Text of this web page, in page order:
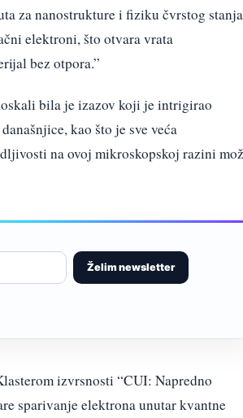
za nanostrukture i fiziku čvrstog
elektroni, što otvara vrata
bez otpora.”
bila je izazov koji je intrigirao
kao što je sve veća
na ovoj mikroskopskoj razini
Želim newsletter
izvrsnosti “CUI: Napredno
sparivanje elektrona unutar kvantne